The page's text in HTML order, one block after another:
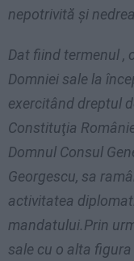
nepotrivită şi
Dat fiind termenul ,
Domniei sale la
exercitând dreptul
Constituţia
Domnul Consul
Georgescu, sa
activitatea
mandatului.Prin
sale cu o alta